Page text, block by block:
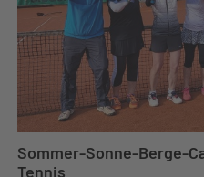
Sommer-Sonne-Berge-
Tennis